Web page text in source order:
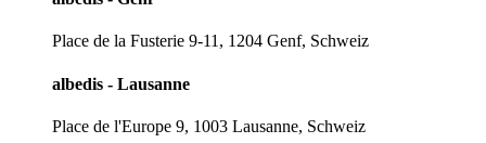
Place de la Fusterie 9-11, 1204 Genf, Schweiz
albedis - Lausanne
Place de l'Europe 9, 1003 Lausanne, Schweiz